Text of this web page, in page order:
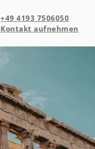
+49 4193 7506050
Kontakt aufnehmen